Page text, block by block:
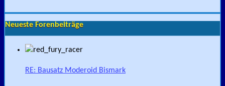
Neueste Forenbeiträge
RE: Bausatz Moderoid Bismark